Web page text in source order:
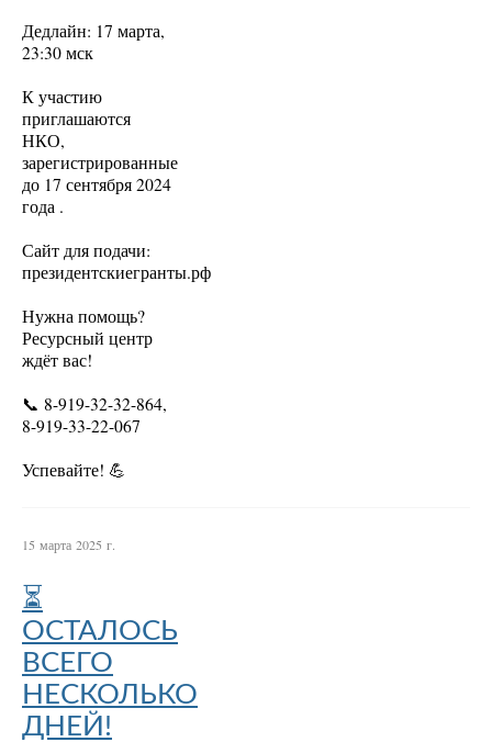
Дедлайн: 17 марта,
23:30 мск
К участию
приглашаются
НКО,
зарегистрированные
до 17 сентября 2024
года .
Сайт для подачи:
президентскиегранты.рф
Нужна помощь?
Ресурсный центр
ждёт вас!
📞 8-919-32-32-864,
8-919-33-22-067
Успевайте! 💪
15 марта 2025 г.
⏳
ОСТАЛОСЬ
ВСЕГО
НЕСКОЛЬКО
ДНЕЙ!